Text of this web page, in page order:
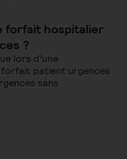
forfait hospitalier
?
lors d’une
patient urgences
sans